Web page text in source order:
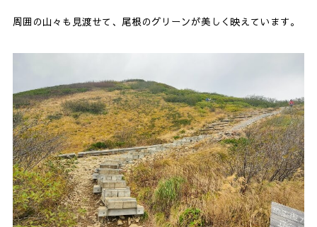
周囲の山々も見渡せて、尾根のグリーンが美しく映えています。